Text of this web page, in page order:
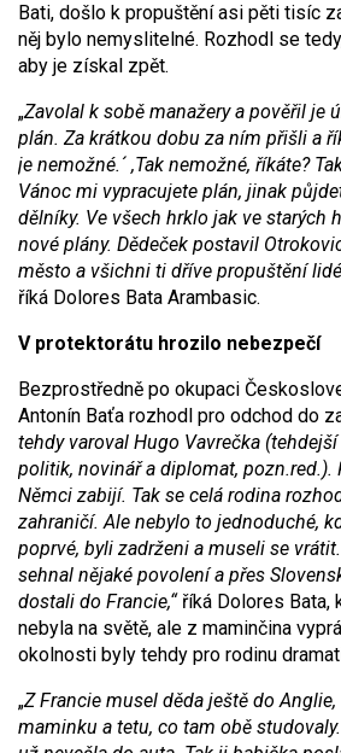
Bati, došlo k propuštění asi pěti tisíc
něj bylo nemyslitelné. Rozhodl se
aby je získal zpět.
„Zavolal k sobě manažery a pověřil je
plán. Za krátkou dobu za ním přišli a
je nemožné.´ ,Tak nemožné, říkáte?
Vánoc mi vypracujete plán, jinak
dělníky. Ve všech hrklo jak ve starých
nové plány. Dědeček postavil
město a všichni ti dříve propuštění
říká Dolores Bata Arambasic.
V protektorátu hrozilo nebezpečí
Bezprostředně po okupaci
Antonín Baťa rozhodl pro odchod do
tehdy varoval Hugo Vavrečka (tehdejší
politik, novinář a diplomat, pozn.red.).
Němci zabijí. Tak se celá rodina
zahraničí. Ale nebylo to jednoduché,
poprvé, byli zadrženi a museli se
sehnal nějaké povolení a přes
dostali do Francie,“říká Dolores Bata,
nebyla na světě, ale z maminčina
okolnosti byly tehdy pro rodinu
„Z Francie musel děda ještě do
maminku a tetu, co tam obě